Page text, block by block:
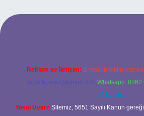
giriş
Reklam ve İletişim: E-mail:
forumhizmeti@gmail.com Whatsapp: 0262
@karabul
Yasal Uyarı: Sitemiz, 5651 Sayılı Kanun